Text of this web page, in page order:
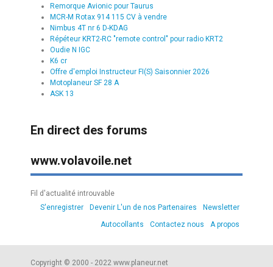
Remorque Avionic pour Taurus
MCR-M Rotax 914 115 CV à vendre
Nimbus 4T nr 6 D-KDAG
Répéteur KRT2-RC "remote control" pour radio KRT2
Oudie N IGC
K6 cr
Offre d'emploi Instructeur FI(S) Saisonnier 2026
Motoplaneur SF 28 A
ASK 13
En direct des forums
www.volavoile.net
Fil d'actualité introuvable
S'enregistrer
Devenir L'un de nos Partenaires
Newsletter
Autocollants
Contactez nous A propos
Copyright © 2000 - 2022 www.planeur.net